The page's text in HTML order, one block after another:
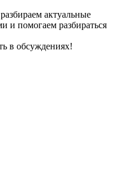
актуальные
и помогаем разбираться
в обсуждениях!